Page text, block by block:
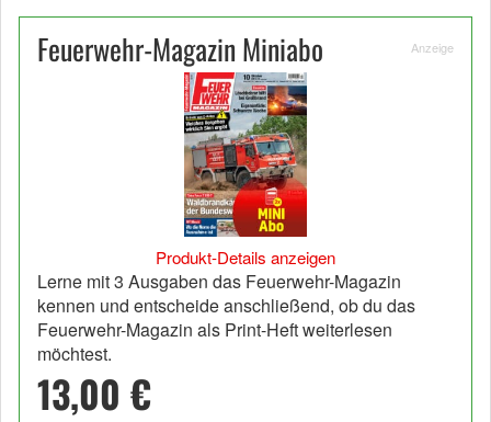
Feuerwehr-Magazin Miniabo Anzeige
Produkt-Details anzeigen
Lerne mit 3 Ausgaben das Feuerwehr-Magazin
kennen und entscheide anschließend, ob du das
Feuerwehr-Magazin als Print-Heft weiterlesen
möchtest.
13,00 €